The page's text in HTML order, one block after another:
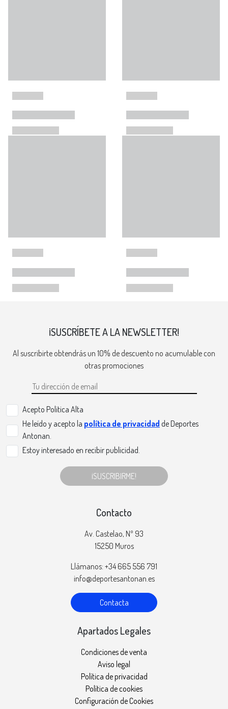
¡SUSCRÍBETE A LA NEWSLETTER!
Al suscribirte obtendrás un 10% de descuento no acumulable con
otras promociones
Acepto Politica Alta
He leído y acepto la política de privacidad de Deportes
Antonan.
Estoy interesado en recibir publicidad.
¡SUSCRIBIRME!
Contacto
Av. Castelao, Nº 93
15250 Muros
Llámanos: +34 665 556 791
info@deportesantonan.es
Contacta
Apartados Legales
Condiciones de venta
Aviso legal
Política de privacidad
Política de cookies
Configuración de Cookies